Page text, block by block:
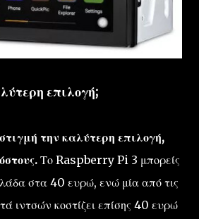
επιλογή;
την καλύτερη επιλογή,
Το Raspberry Pi 3 μπορείς
στα 40 ευρώ, ενώ μία από τις
ιντσών κοστίζει επίσης 40 ευρώ